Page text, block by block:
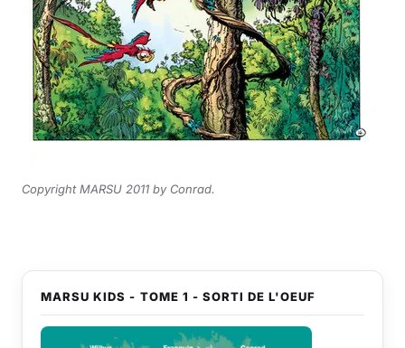
Copyright MARSU 2011 by Conrad.
MARSU KIDS - TOME 1 - SORTI DE L'OEUF